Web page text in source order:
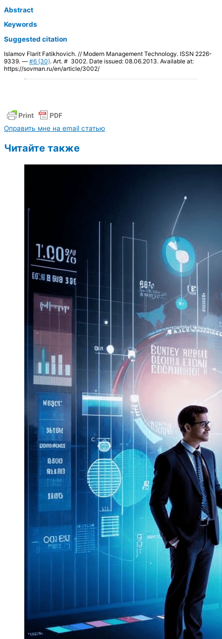
Abstract
Keywords
Suggested citation
Islamov Flarit Fatikhovich. // Modern Management Technology. ISSN 2226-
9339. — #6 (30). Art. # 3002. Date issued: 08.06.2013. Available at:
https://sovman.ru/en/article/3002/
Оправить мне на email статью
Читайте также